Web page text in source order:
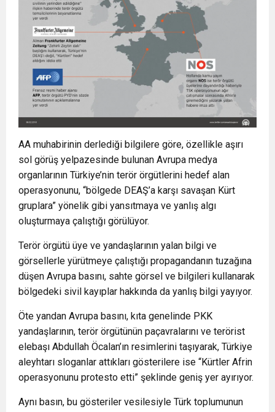
AA muhabirinin derlediği bilgilere göre, özellikle aşırı
sol görüş yelpazesinde bulunan Avrupa medya
organlarının Türkiye’nin terör örgütlerini hedef alan
operasyonunu, “bölgede DEAŞ’a karşı savaşan Kürt
gruplara” yönelik gibi yansıtmaya ve yanlış algı
oluşturmaya çalıştığı görülüyor.
Terör örgütü üye ve yandaşlarının yalan bilgi ve
görsellerle yürütmeye çalıştığı propagandanın tuzağına
düşen Avrupa basını, sahte görsel ve bilgileri kullanarak
bölgedeki sivil kayıplar hakkında da yanlış bilgi yayıyor.
Öte yandan Avrupa basını, kıta genelinde PKK
yandaşlarının, terör örgütünün paçavralarını ve terörist
elebaşı Abdullah Öcalan’ın resimlerini taşıyarak, Türkiye
aleyhtarı sloganlar attıkları gösterilere ise “Kürtler Afrin
operasyonunu protesto etti” şeklinde geniş yer ayırıyor.
Aynı basın, bu gösteriler vesilesiyle Türk toplumunun